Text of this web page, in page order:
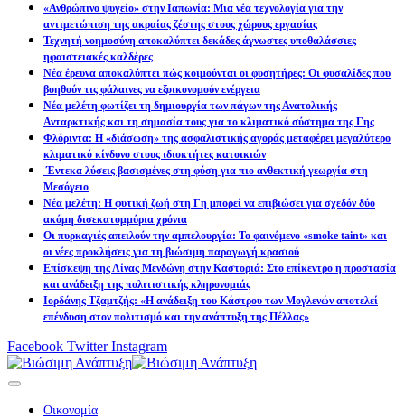
«Ανθρώπινο ψυγείο» στην Ιαπωνία: Μια νέα τεχνολογία για την
αντιμετώπιση της ακραίας ζέστης στους χώρους εργασίας
Τεχνητή νοημοσύνη αποκαλύπτει δεκάδες άγνωστες υποθαλάσσιες
ηφαιστειακές καλδέρες
Νέα έρευνα αποκαλύπτει πώς κοιμούνται οι φυσητήρες: Οι φυσαλίδες που
βοηθούν τις φάλαινες να εξοικονομούν ενέργεια
Νέα μελέτη φωτίζει τη δημιουργία των πάγων της Ανατολικής
Ανταρκτικής και τη σημασία τους για το κλιματικό σύστημα της Γης
Φλόριντα: Η «διάσωση» της ασφαλιστικής αγοράς μεταφέρει μεγαλύτερο
κλιματικό κίνδυνο στους ιδιοκτήτες κατοικιών
Έντεκα λύσεις βασισμένες στη φύση για πιο ανθεκτική γεωργία στη
Μεσόγειο
Νέα μελέτη: Η φυτική ζωή στη Γη μπορεί να επιβιώσει για σχεδόν δύο
ακόμη δισεκατομμύρια χρόνια
Οι πυρκαγιές απειλούν την αμπελουργία: Το φαινόμενο «smoke taint» και
οι νέες προκλήσεις για τη βιώσιμη παραγωγή κρασιού
Επίσκεψη της Λίνας Μενδώνη στην Καστοριά: Στο επίκεντρο η προστασία
και ανάδειξη της πολιτιστικής κληρονομιάς
Ιορδάνης Τζαμτζής: «Η ανάδειξη του Κάστρου των Μογλενών αποτελεί
επένδυση στον πολιτισμό και την ανάπτυξη της Πέλλας»
Facebook Twitter Instagram
Οικονομία